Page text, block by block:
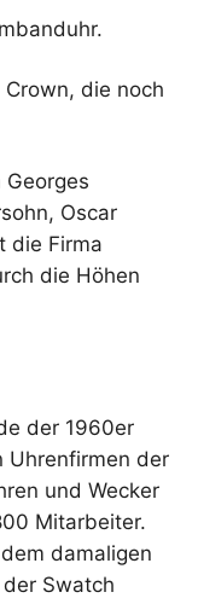
die noch
Oscar
die Firma
die Höhen
der 1960er
Uhrenfirmen der
und Wecker
Mitarbeiter.
damaligen
Swatch